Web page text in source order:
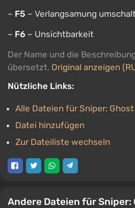
– F5 – Verlangsamung
– F6 – Unsichtbarkeit
Der Name und die
übersetzt. Original anzeigen
Nützliche Links:
Alle Dateien für Sniper: Ghost
Datei hinzufügen
Zur Dateiliste wechseln
Andere Dateien für Sniper: